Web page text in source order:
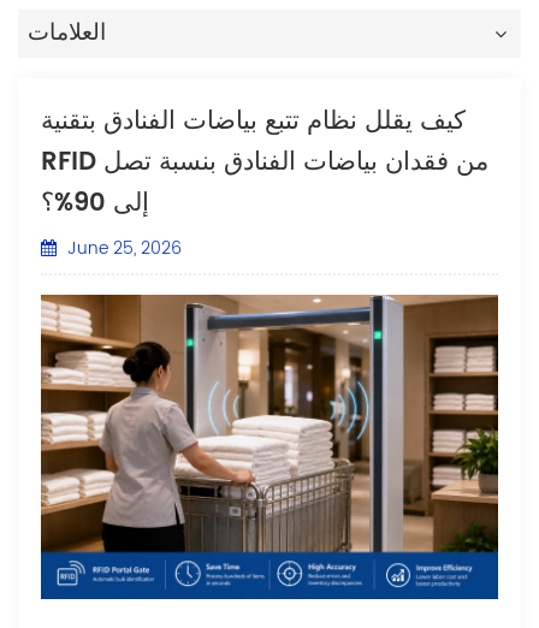
العلامات
كيف يقلل نظام تتبع بياضات الفنادق بتقنية
RFID من فقدان بياضات الفنادق بنسبة تصل
إلى 90%؟
June 25, 2026